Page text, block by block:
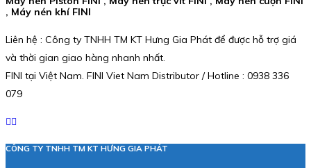
, Máy nén khí FINI
Liên hệ : Công ty TNHH TM KT Hưng Gia Phát để được hỗ trợ giá
và thời gian giao hàng nhanh nhất.
FINI tại Việt Nam. FINI Viet Nam Distributor / Hotline : 0938 336
079
CÔNG TY TNHH TM KT HƯNG GIA PHÁT